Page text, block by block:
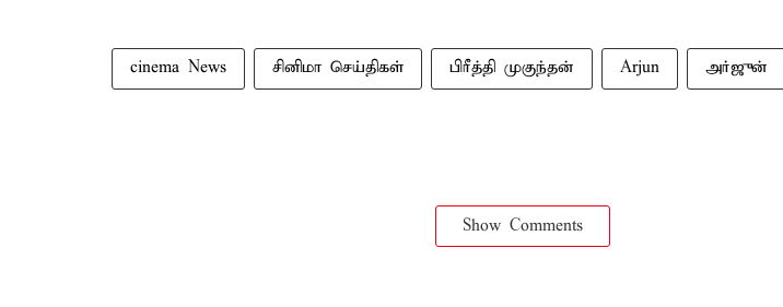
cinema News சினிமா செய்திகள் பிரீத்தி முகுந்தன் Arjun அர்ஜுன்
Show Comments